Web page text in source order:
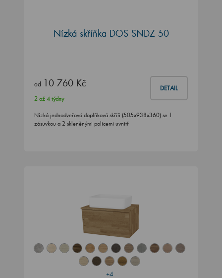
Nízká skříňka DOS SNDZ 50
od 10 760 Kč DETAIL
2 až 4 týdny
Nízká jednodveřová doplňková skříň (505x938x360) se 1
zásuvkou a 2 skleněnými policemi uvnitř
+4